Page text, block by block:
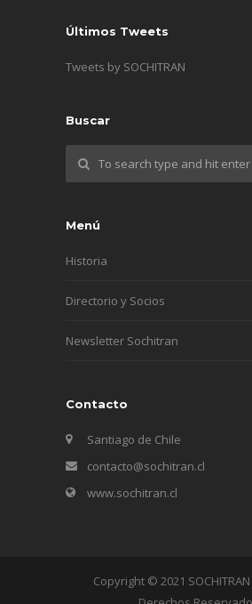
Últimos Tweets
Tweets by SOCHITRAN
Buscar
Menú
Historia
Directorio y Socios
Newsletter Sochitran
Contacto
Santiago de Chile
contacto@sochitran.cl
www.sochitran.cl
Copyright © 2021